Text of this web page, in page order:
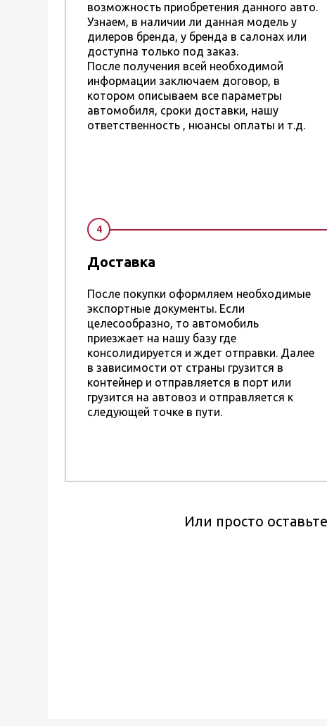
возможность приобретения данного авто.
Узнаем, в наличии ли данная модель у
дилеров бренда, у бренда в салонах или
доступна только под заказ.
После получения всей необходимой
информации заключаем договор, в
котором описываем все параметры
автомобиля, сроки доставки, нашу
ответственность , нюансы оплаты и т.д.
4
Доставка
После покупки оформляем необходимые
экспортные документы. Если
целесообразно, то автомобиль
приезжает на нашу базу где
консолидируется и ждет отправки. Далее
в зависимости от страны грузится в
контейнер и отправляется в порт или
грузится на автовоз и отправляется к
следующей точке в пути.
Или просто